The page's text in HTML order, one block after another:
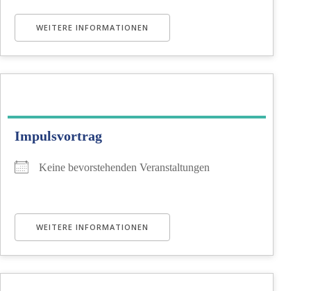
WEITERE INFORMATIONEN
Impulsvortrag
Keine bevorstehenden Veranstaltungen
WEITERE INFORMATIONEN